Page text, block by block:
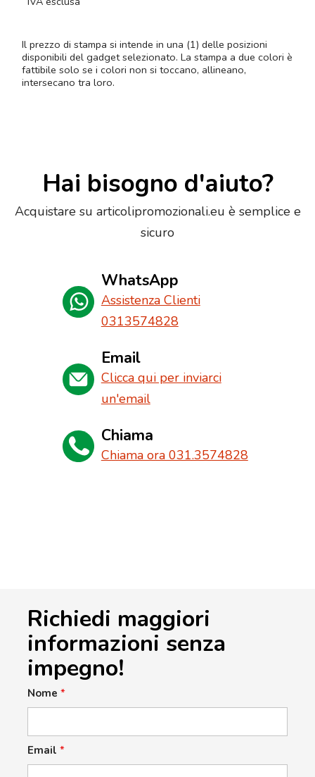
Il prezzo di stampa si intende in una (1) delle posizioni
disponibili del gadget selezionato. La stampa a due colori è
fattibile solo se i colori non si toccano, allineano,
intersecano tra loro.
Hai bisogno d'aiuto?
Acquistare su articolipromozionali.eu è semplice e
sicuro
WhatsApp
Assistenza Clienti
0313574828
Email
Clicca qui per inviarci
un'email
Chiama
Chiama ora 031.3574828
Richiedi maggiori
informazioni senza
impegno!
Nome *
Email *